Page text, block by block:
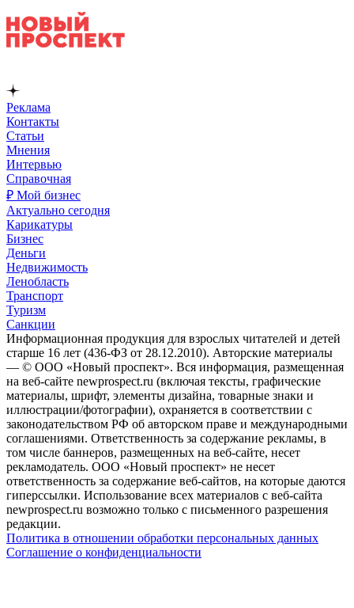
Реклама
Контакты
Статьи
Мнения
Интервью
Справочная
₽ Мой бизнес
Актуально сегодня
Карикатуры
Бизнес
Деньги
Недвижимость
Ленобласть
Транспорт
Туризм
Санкции
Информационная продукция для взрослых читателей и детей
старше 16 лет (436-ФЗ от 28.12.2010). Авторские материалы
— © ООО «Новый проспект». Вся информация, размещенная
на веб-сайте newprospect.ru (включая тексты, графические
материалы, шрифт, элементы дизайна, товарные знаки и
иллюстрации/фотографии), охраняется в соответствии с
законодательством РФ об авторском праве и международными
соглашениями. Ответственность за содержание рекламы, в
том числе баннеров, размещенных на веб-сайте, несет
рекламодатель. ООО «Новый проспект» не несет
ответственность за содержание веб-сайтов, на которые даются
гиперссылки. Использование всех материалов с веб-сайта
newprospect.ru возможно только с письменного разрешения
редакции.
Политика в отношении обработки персональных данных
Соглашение о конфиденциальности